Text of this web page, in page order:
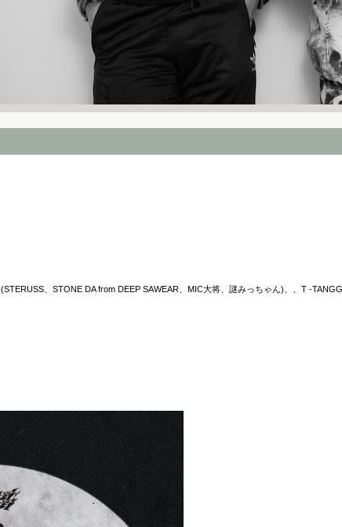
、STONE DA from DEEP SAWEAR、MIC大将、謎みっちゃん)、、T -TANGG